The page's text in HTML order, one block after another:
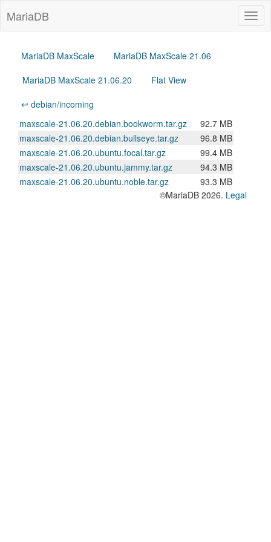
MariaDB
MariaDB MaxScale
MariaDB MaxScale 21.06
MariaDB MaxScale 21.06.20
Flat View
↩ debian/incoming
maxscale-21.06.20.debian.bookworm.tar.gz
92.7 MB
maxscale-21.06.20.debian.bullseye.tar.gz
96.8 MB
maxscale-21.06.20.ubuntu.focal.tar.gz
99.4 MB
maxscale-21.06.20.ubuntu.jammy.tar.gz
94.3 MB
maxscale-21.06.20.ubuntu.noble.tar.gz
93.3 MB
©MariaDB 2026. Legal